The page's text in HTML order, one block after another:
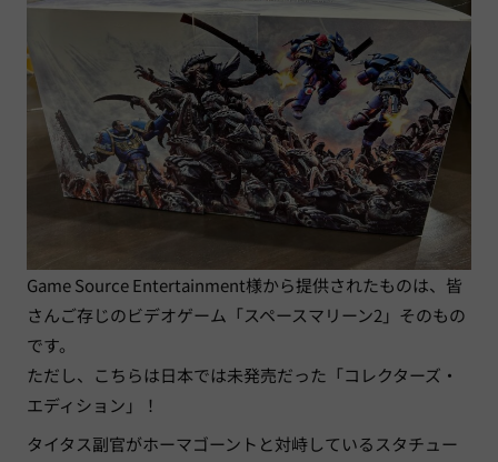
Game Source Entertainment様から提供されたものは、皆
さんご存じのビデオゲーム「スペースマリーン2」そのもの
です。
ただし、こちらは日本では未発売だった「コレクターズ・
エディション」！
タイタス副官がホーマゴーントと対峙しているスタチュー